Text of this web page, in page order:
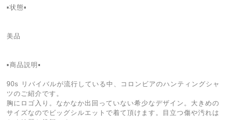
▪️状態▪️
美品
▪️商品説明▪️
90s リバイバルが流行している中、コロンビアのハンティングシャ
ツのご紹介です。
胸にロゴ入り。なかなか出回っていない希少なデザイン。大きめの
サイズなのでビッグシルエットで着て頂けます。目立つ傷や汚れは